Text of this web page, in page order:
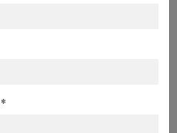
artificial para aliviar a